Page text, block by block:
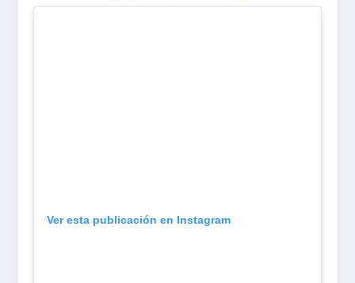
Ver esta publicación en Instagram